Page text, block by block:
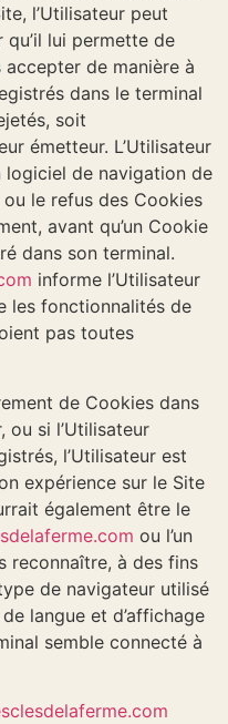
l’Utilisateur peut
lui permette de
accepter de manière à
dans le terminal
soit
émetteur. L’Utilisateur
de navigation de
le refus des Cookies
avant qu’un Cookie
dans son terminal.
informe l’Utilisateur
les fonctionnalités de
pas toutes
de Cookies dans
ou si l’Utilisateur
l’Utilisateur est
expérience sur le Site
également être le
ou l’un
reconnaître, à des fins
de navigateur utilisé
langue et d’affichage
semble connecté à